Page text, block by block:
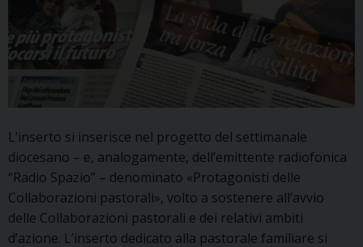
L’inserto si inserisce nel progetto del settimanale
diocesano – e, analogamente, dell’emittente radiofonica
“Radio Spazio” – denominato «Protagonisti delle
Collaborazioni pastorali», volto a sostenere all’avvio
delle Collaborazioni pastorali e dei relativi ambiti
d’azione. L’inserto dedicato alla pastorale familiare si